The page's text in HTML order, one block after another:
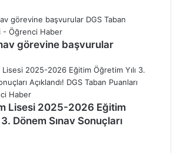
görevine başvurular
Lisesi 2025-2026 Eğitim
3. Dönem Sınav Sonuçları